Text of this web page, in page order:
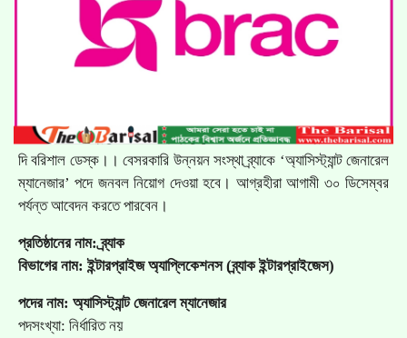
দি বরিশাল ডেস্ক।। বেসরকারি উন্নয়ন সংস্থা ব্র্যাকে ‘অ্যাসিস্ট্যান্ট জেনারেল
ম্যানেজার’ পদে জনবল নিয়োগ দেওয়া হবে। আগ্রহীরা আগামী ৩০ ডিসেম্বর
পর্যন্ত আবেদন করতে পারবেন।
প্রতিষ্ঠানের নাম: ব্র্যাক
বিভাগের নাম: ইন্টারপ্রাইজ অ্যাপ্লিকেশনস (ব্র্যাক ইন্টারপ্রাইজেস)
পদের নাম: অ্যাসিস্ট্যান্ট জেনারেল ম্যানেজার
পদসংখ্যা: নির্ধারিত নয়